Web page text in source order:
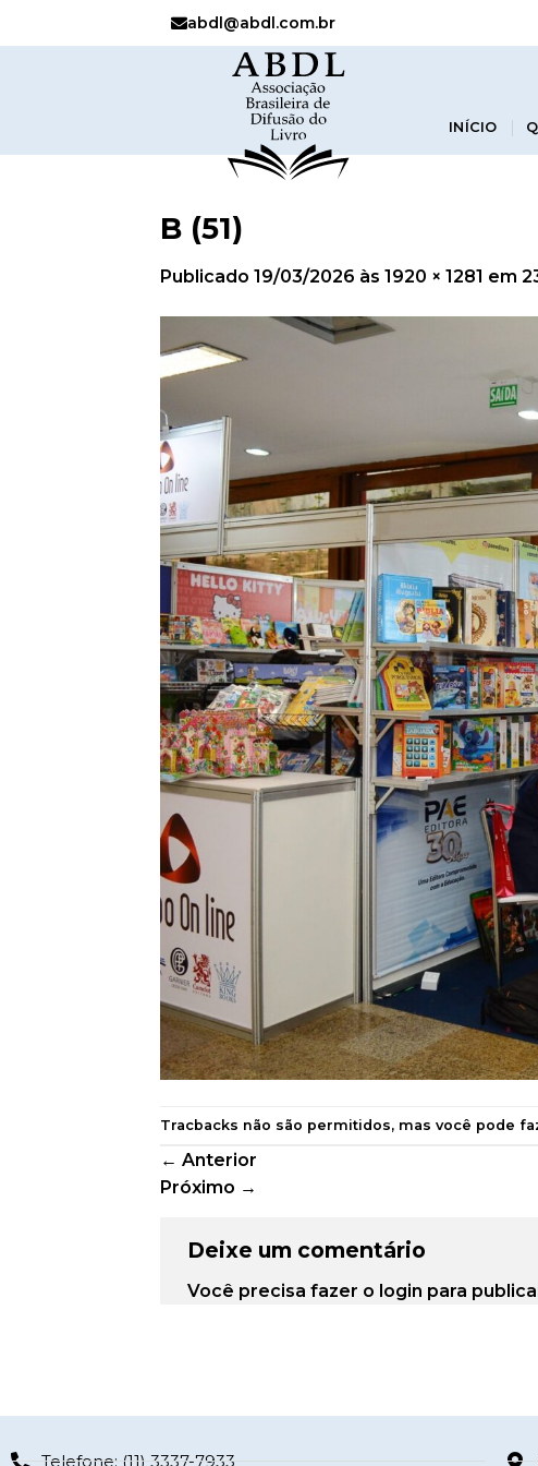
abdl@abdl.com.br
INÍCIO
B (51)
Publicado 19/03/2026 às 1920 × 1281 em
Tracbacks não são permitidos, mas você pode
← Anterior
Próximo →
Deixe um comentário
Você precisa fazer o login para
Telefone: (11) 3337-7933